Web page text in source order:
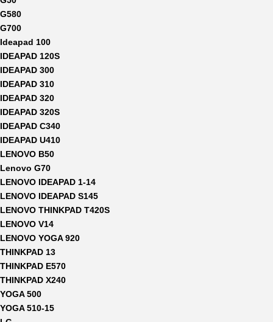
G580
G700
Ideapad 100
IDEAPAD 120S
IDEAPAD 300
IDEAPAD 310
IDEAPAD 320
IDEAPAD 320S
IDEAPAD C340
IDEAPAD U410
LENOVO B50
Lenovo G70
LENOVO IDEAPAD 1-14
LENOVO IDEAPAD S145
LENOVO THINKPAD T420S
LENOVO V14
LENOVO YOGA 920
THINKPAD 13
THINKPAD E570
THINKPAD X240
YOGA 500
YOGA 510-15